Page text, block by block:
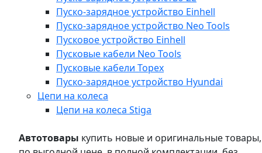
Пуско-зарядное устройство Einhell
Пуско-зарядное устройство Neo Tools
Пусковое устройство Einhell
Пусковые кабели Neo Tools
Пусковые кабели Topex
Пуско-зарядное устройство Hyundai
Цепи на колеса
Цепи на колеса Stiga
Автотовары купить новые и оригинальные товары,